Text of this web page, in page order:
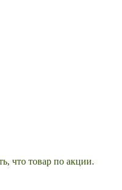
что товар по акции.